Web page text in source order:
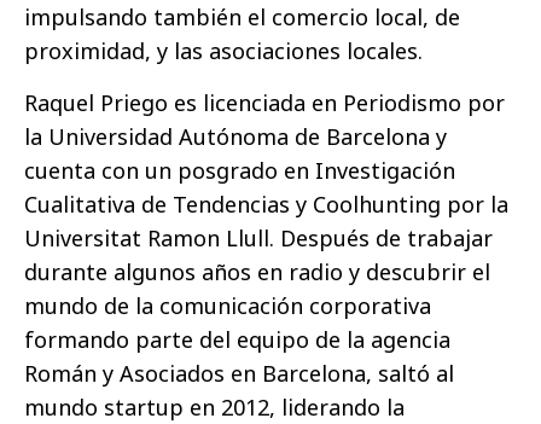
impulsando también el comercio local, de
proximidad, y las asociaciones locales.
Raquel Priego es licenciada en Periodismo por
la Universidad Autónoma de Barcelona y
cuenta con un posgrado en Investigación
Cualitativa de Tendencias y Coolhunting por la
Universitat Ramon Llull. Después de trabajar
durante algunos años en radio y descubrir el
mundo de la comunicación corporativa
formando parte del equipo de la agencia
Román y Asociados en Barcelona, saltó al
mundo startup en 2012, liderando la